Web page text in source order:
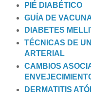
PIÉ DIABÉTICO
GUÍA DE
DIABETES
TÉCNICAS DE
ARTERIAL
CAMBIOS
DERMATITIS